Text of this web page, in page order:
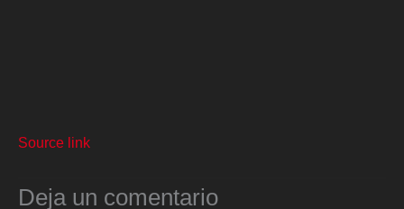
Source link
Deja un comentario